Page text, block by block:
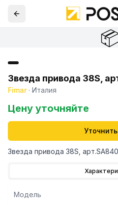
Звезда привода 38S,
Fimar· Италия
Цену уточняйте
Звезда привода 38S,
Модель